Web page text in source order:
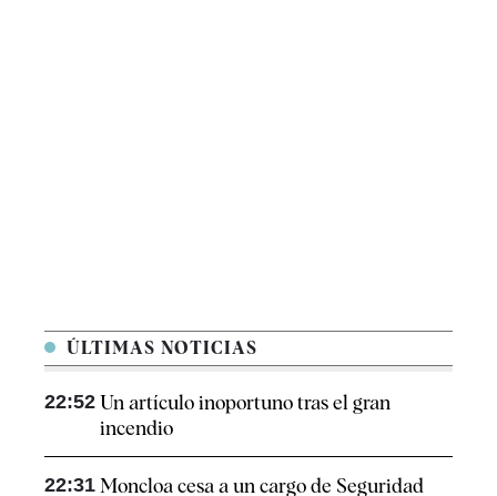
ÚLTIMAS NOTICIAS
22:52 Un artículo inoportuno tras el gran
incendio
22:31 Moncloa cesa a un cargo de Seguridad